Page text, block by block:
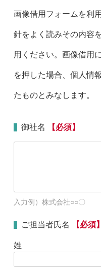
画像借用フォームを利
針をよく読みその内容
用ください。画像借用
を押した場合、個人情
たものとみなします。
御社名 【必須】
入力例）株式会社○○〇
ご担当者氏名 【必須】
姓